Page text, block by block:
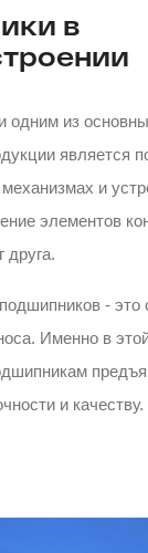
в
одним из
является
и
элементов
друга.
- это
Именно в
и качеству.